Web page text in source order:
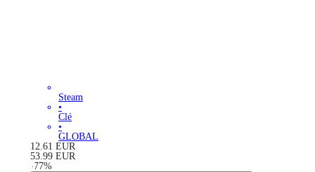
Steam
•
Clé
•
GLOBAL
12.61 EUR
53.99 EUR
-77%